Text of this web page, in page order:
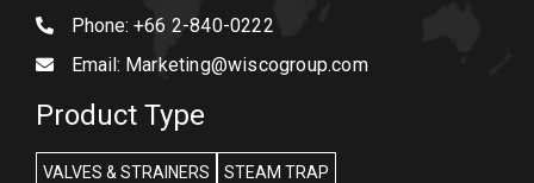
Phone: +66 2-840-0222
Email: Marketing@wiscogroup.com
Product Type
VALVES & STRAINERS STEAM TRAP